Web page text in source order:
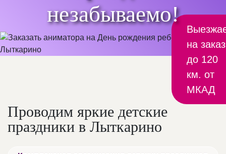
незабываемо!
на заказ
до 120
км. от
МКАД
Проводим яркие детские
праздники в Лыткарино